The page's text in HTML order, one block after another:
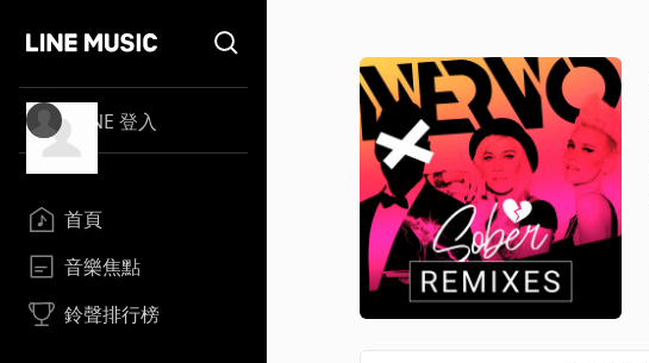
LINE 登入
首頁
音樂焦點
鈴聲排行榜